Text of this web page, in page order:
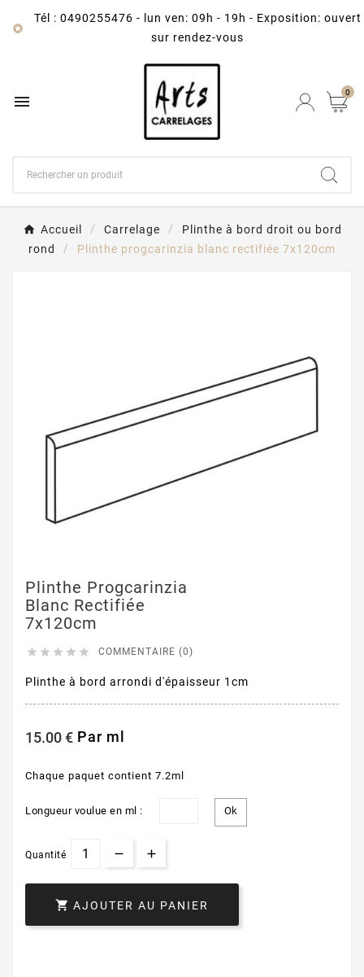

Tél : 0490255476 -
lun ven: 09h - 19h - Exposition: ouvert
sur rendez-vous
 0
Accueil Carrelage
Plinthe à bord droit ou bord
rond
Plinthe progcarinzia blanc rectifiée 7x120cm
Plinthe Progcarinzia
Blanc Rectifiée
7x120cm
     COMMENTAIRE (0)
Plinthe à bord arrondi d'épaisseur 1cm
15.00 € Par ml
Chaque paquet contient 7.2ml
Longueur voulue en ml :
Quantité
 AJOUTER AU PANIER